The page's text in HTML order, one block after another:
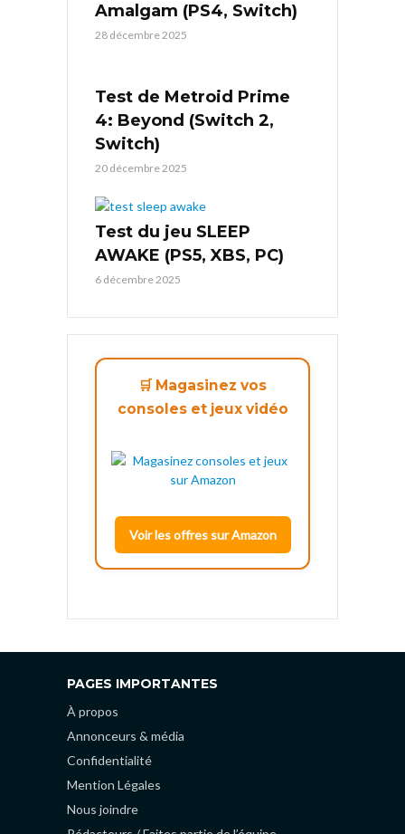
Amalgam (PS4, Switch)
28 décembre 2025
Test de Metroid Prime
4: Beyond (Switch 2,
Switch)
20 décembre 2025
Test du jeu SLEEP
AWAKE (PS5, XBS, PC)
6 décembre 2025
🛒 Magasinez vos
consoles et jeux vidéo
Voir les offres sur Amazon
PAGES IMPORTANTES
À propos
Annonceurs & média
Confidentialité
Mention Légales
Nous joindre